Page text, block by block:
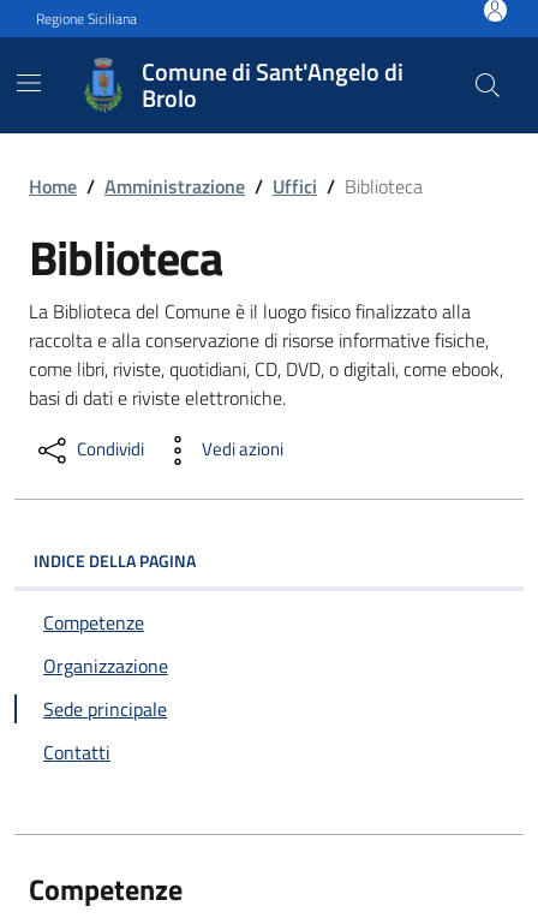
Vai ai contenuti
Vai al footer
Regione Siciliana
Comune di Sant'Angelo di
Brolo
Biblioteca
Home / Amministrazione / Uffici / Biblioteca
Biblioteca
La Biblioteca del Comune è il luogo fisico finalizzato alla
raccolta e alla conservazione di risorse informative fisiche,
come libri, riviste, quotidiani, CD, DVD, o digitali, come ebook,
basi di dati e riviste elettroniche.
Condividi Vedi azioni
INDICE DELLA PAGINA
Competenze
Organizzazione
Sede principale
Contatti
Competenze